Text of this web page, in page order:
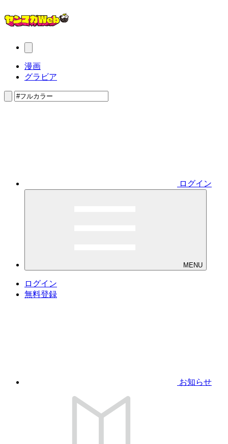
漫画
グラビア
ログイン
MENU
ログイン
無料登録
お知らせ